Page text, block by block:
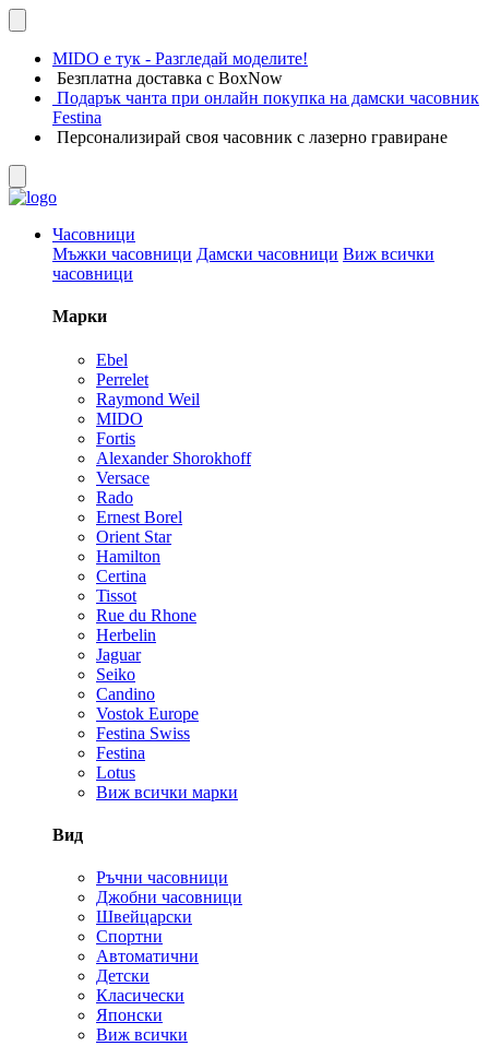
MIDO е тук - Разгледай моделите!
Безплатна доставка с BoxNow
Подарък чанта при онлайн покупка на дамски часовник
Festina
Персонализирай своя часовник с лазерно гравиране
Часовници
Мъжки часовници Дамски часовници Виж всички
часовници
Марки
Ebel
Perrelet
Raymond Weil
MIDO
Fortis
Alexander Shorokhoff
Versace
Rado
Ernest Borel
Orient Star
Hamilton
Certina
Tissot
Rue du Rhone
Herbelin
Jaguar
Seiko
Candino
Vostok Europe
Festina Swiss
Festina
Lotus
Виж всички марки
Вид
Ръчни часовници
Джобни часовници
Швейцарски
Спортни
Автоматични
Детски
Класически
Японски
Виж всички